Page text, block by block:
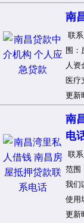
南
联
围：
人
医疗
更新
南
电
联
范围
我们
使用
更新